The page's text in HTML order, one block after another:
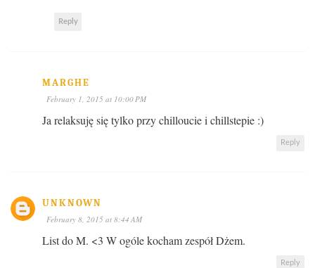
Reply
MARGHE
February 1, 2015 at 10:00 PM
Ja relaksuję się tylko przy chilloucie i chillstepie :)
Reply
UNKNOWN
February 8, 2015 at 8:44 AM
List do M. <3 W ogóle kocham zespół Dżem.
Reply